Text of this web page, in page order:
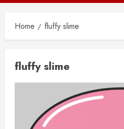
Home fluffy slime
fluffy slime